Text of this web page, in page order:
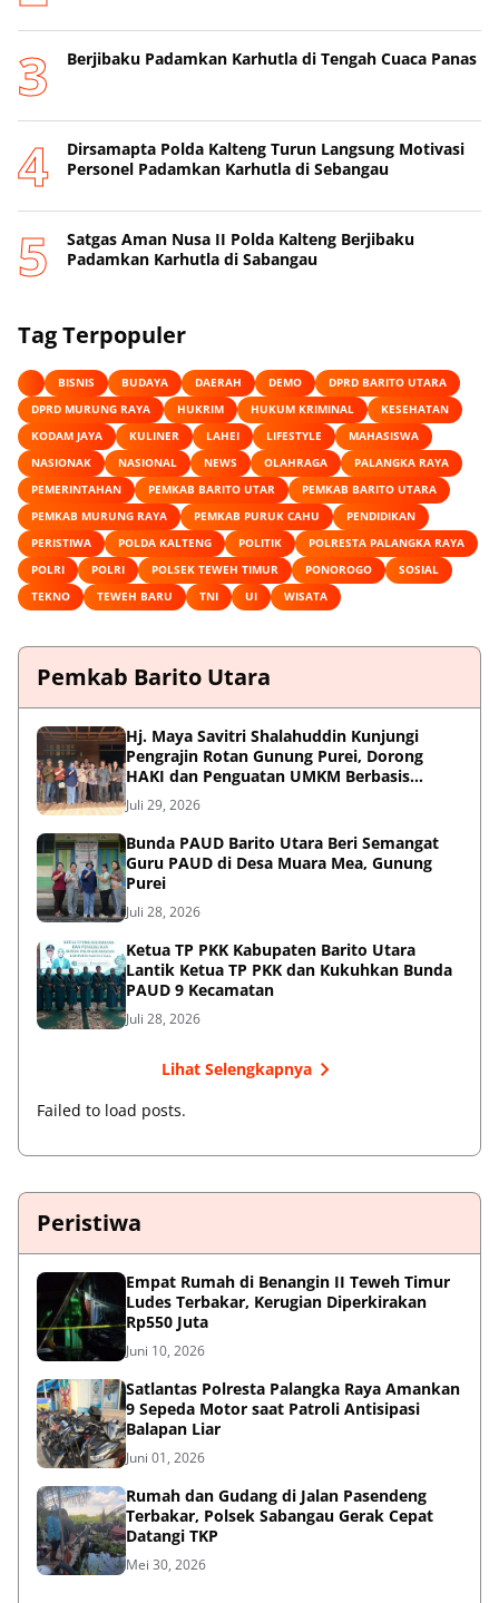
Berjibaku Padamkan Karhutla di Tengah Cuaca Panas
Dirsamapta Polda Kalteng Turun Langsung Motivasi
Personel Padamkan Karhutla di Sebangau
Satgas Aman Nusa II Polda Kalteng Berjibaku
Padamkan Karhutla di Sabangau
Tag Terpopuler
BISNIS BUDAYA DAERAH DEMO
DPRD BARITO UTARA
DPRD MURUNG RAYA
HUKRIM HUKUM KRIMINAL
KESEHATAN
KODAM JAYA
KULINER LAHEI LIFESTYLE
MAHASISWA
NASIONAK
NASIONAL NEWS OLAHRAGA
PALANGKA RAYA
PEMERINTAHAN
PEMKAB BARITO UTAR
PEMKAB BARITO UTARA
PEMKAB MURUNG RAYA
PEMKAB PURUK CAHU
PENDIDIKAN
PERISTIWA
POLDA KALTENG POLITIK
POLRESTA PALANGKA RAYA
POLRI
POLRI POLSEK TEWEH TIMUR PONOROGO
SOSIAL
TEKNO
TEWEH BARU TNI UI WISATA
Pemkab Barito Utara
Hj. Maya Savitri Shalahuddin Kunjungi
Pengrajin Rotan Gunung Purei, Dorong
HAKI dan Penguatan UMKM Berbasis
Kearifan Lokal
Juli 29, 2026
Bunda PAUD Barito Utara Beri Semangat
Guru PAUD di Desa Muara Mea, Gunung
Purei
Juli 28, 2026
Ketua TP PKK Kabupaten Barito Utara
Lantik Ketua TP PKK dan Kukuhkan Bunda
PAUD 9 Kecamatan
Juli 28, 2026
Lihat Selengkapnya
Failed to load posts.
Peristiwa
Empat Rumah di Benangin II Teweh Timur
Ludes Terbakar, Kerugian Diperkirakan
Rp550 Juta
Juni 10, 2026
Satlantas Polresta Palangka Raya Amankan
9 Sepeda Motor saat Patroli Antisipasi
Balapan Liar
Juni 01, 2026
Rumah dan Gudang di Jalan Pasendeng
Terbakar, Polsek Sabangau Gerak Cepat
Datangi TKP
Mei 30, 2026